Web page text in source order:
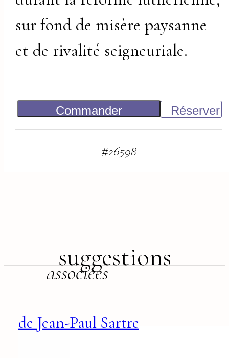
sur fond de misère paysanne
et de rivalité seigneuriale.
Commander
Réserver
#26598
suggestions
associées
de Jean-Paul Sartre